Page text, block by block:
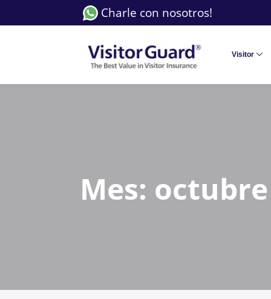
Charle con nosotros!
Visitor
Mes: octubre